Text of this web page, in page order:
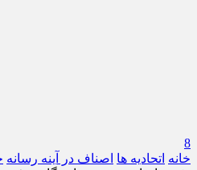
8
خانه اتحادیه ها اصناف در آینه رسانه